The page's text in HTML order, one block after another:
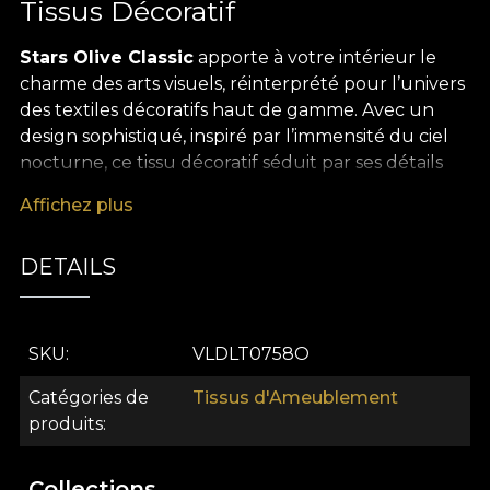
Tissus Décoratif
Stars Olive Classic apporte à votre intérieur le
charme des arts visuels, réinterprété pour l’univers
des textiles décoratifs haut de gamme. Avec un
design sophistiqué, inspiré par l’immensité du ciel
nocturne, ce tissu décoratif séduit par ses détails
ambiance affirmée, élégante et inoubliable dans
graphisme dessiné à la main et les tonalités
profondes transforme chaque pièce en un
Stars Olive Classic est le choix idéal pour celles et
ceux qui souhaitent personnaliser leur espace avec
un textile décoratif premium et polyvalent, parfait
pour des rideaux généreux, l’habillage de mobilier,
Affichez plus
DETAILS
SKU VLDLT0758O
Catégories de
produits
Tissus d'Ameublement